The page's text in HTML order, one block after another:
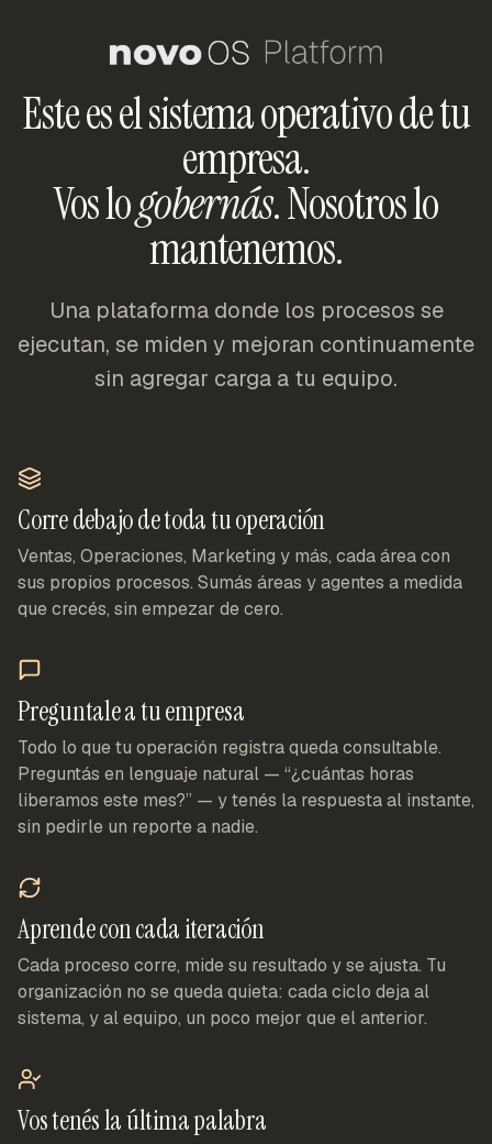
Este es el sistema operativo de tu
empresa.
Vos logobernás. Nosotros lo
mantenemos.
Una plataforma donde los procesos se
ejecutan, se miden y mejoran continuamente
sin agregar carga a tu equipo.
Corre debajo de toda tu operación
Ventas, Operaciones, Marketing y más, cada área con
sus propios procesos. Sumás áreas y agentes a medida
que crecés, sin empezar de cero.
Preguntale a tu empresa
Todo lo que tu operación registra queda consultable.
Preguntás en lenguaje natural — “¿cuántas horas
liberamos este mes?” — y tenés la respuesta al instante,
sin pedirle un reporte a nadie.
Aprende con cada iteración
Cada proceso corre, mide su resultado y se ajusta. Tu
organización no se queda quieta: cada ciclo deja al
sistema, y al equipo, un poco mejor que el anterior.
Vos tenés la última palabra